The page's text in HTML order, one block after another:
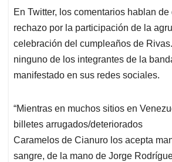
En Twitter, los comentarios hablan
rechazo por la participación de la
celebración del cumpleaños de
ninguno de los integrantes de la
manifestado en sus redes sociales.
“Mientras en muchos sitios en
billetes arrugados/deteriorados
Caramelos de Cianuro los acepta
sangre, de la mano de Jorge